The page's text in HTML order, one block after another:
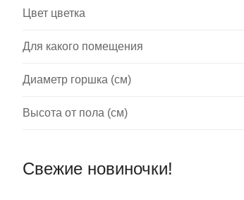
Цвет цветка
Для какого помещения
Диаметр горшка (см)
Высота от пола (см)
Свежие новиночки!